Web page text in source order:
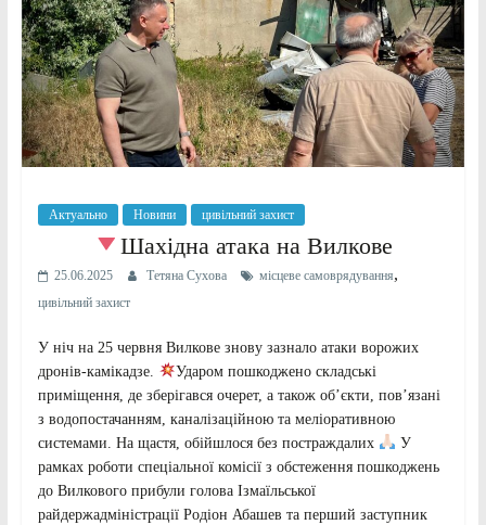
Актуально Новини цивільний захист
Шахідна атака на Вилкове
25.06.2025 Тетяна Сухова місцеве самоврядування,
цивільний захист
У ніч на 25 червня Вилкове знову зазнало атаки ворожих
дронів-камікадзе.
Ударом пошкоджено складські
приміщення, де зберігався очерет, а також об’єкти, пов’язані
з водопостачанням, каналізаційною та меліоративною
системами. На щастя, обійшлося без постраждалих
У
рамках роботи спеціальної комісії з обстеження пошкоджень
до Вилкового прибули голова Ізмаїльської
райдержадміністрації Родіон Абашев та перший заступник